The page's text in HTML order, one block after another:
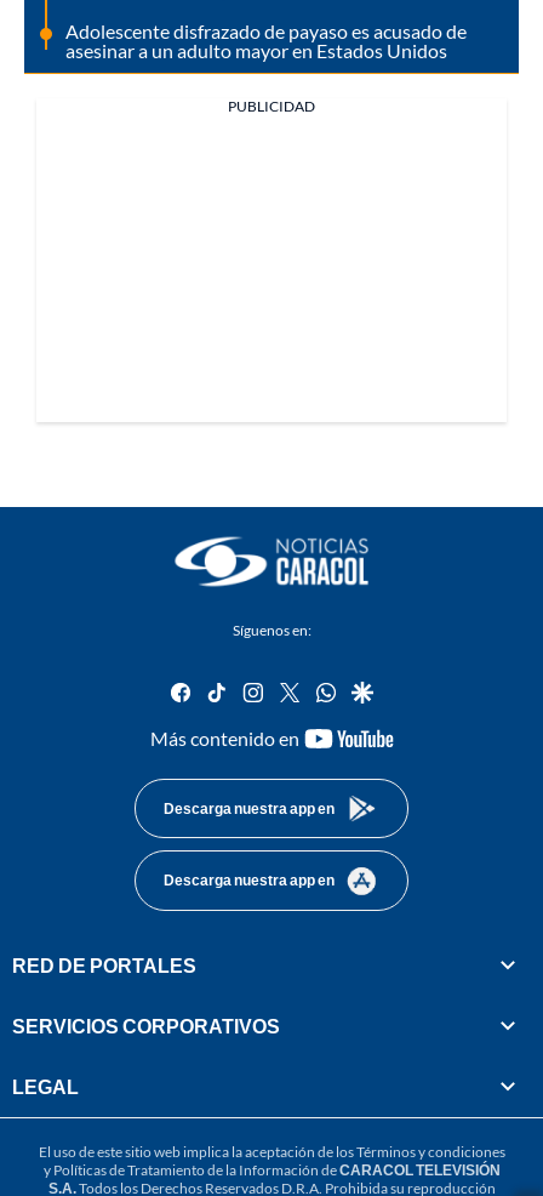
Adolescente disfrazado de payaso es acusado de
asesinar a un adulto mayor en Estados Unidos
PUBLICIDAD
Síguenos en:
facebook
tiktok instagram
twitterwhatsapp
google
Más contenido en
youtube-
Descarga nuestra app en
Descarga nuestra app en
RED DE PORTALES
SERVICIOS CORPORATIVOS
LEGAL
El uso de este sitio web implica la aceptación de losTérminos y condiciones
y Políticas de Tratamiento de la Información deCARACOL TELEVISIÓN
S.A.Todos los Derechos Reservados D.R.A. Prohibida su reproducción